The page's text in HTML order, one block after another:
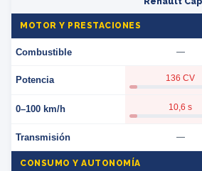
MOTOR Y PRESTACIONES
Combustible —
Potencia 136 CV
0–100 km/h 10,6 s
Transmisión —
CONSUMO Y AUTONOMÍA